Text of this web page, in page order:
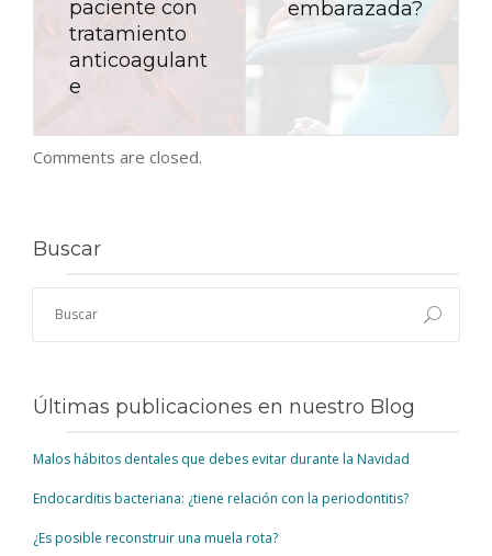
paciente con
tratamiento
anticoagulant
e
embarazada?
Comments are closed.
Buscar
Últimas publicaciones en nuestro Blog
Malos hábitos dentales que debes evitar durante la Navidad
Endocarditis bacteriana: ¿tiene relación con la periodontitis?
¿Es posible reconstruir una muela rota?